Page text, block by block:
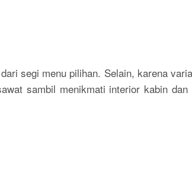
segi menu pilihan. Selain, karena
sambil menikmati interior kabin dan